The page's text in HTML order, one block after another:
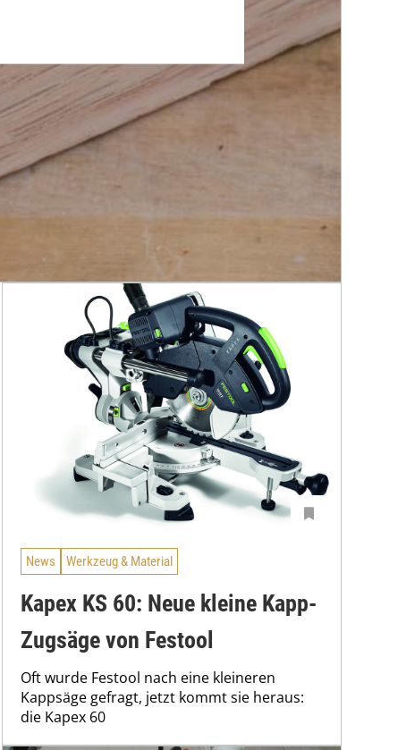
News Werkzeug & Material
Kapex KS 60: Neue kleine Kapp-
Zugsäge von Festool
Oft wurde Festool nach eine kleineren
Kappsäge gefragt, jetzt kommt sie heraus:
die Kapex 60